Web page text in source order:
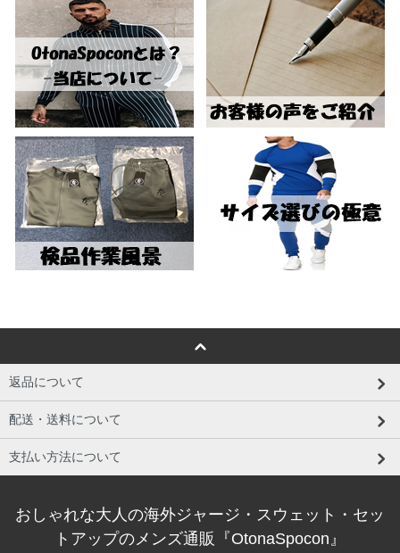
返品について
配送・送料について
支払い方法について
おしゃれな大人の海外ジャージ・スウェット・セッ
トアップのメンズ通販『OtonaSpocon』